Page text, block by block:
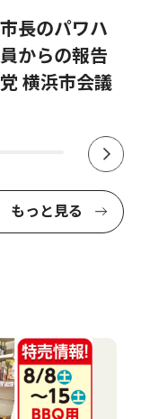
長のパワハ
からの報告
横浜市会議
もっと見る